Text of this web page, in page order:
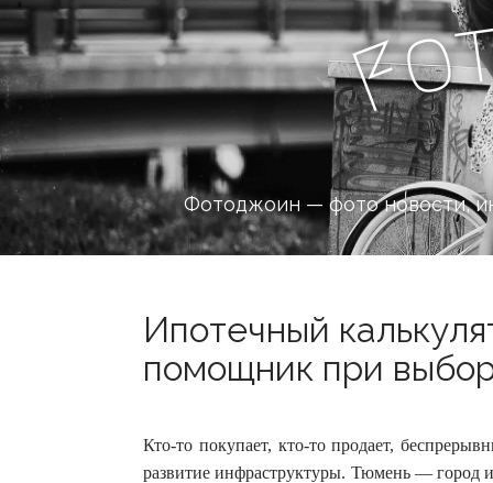
Fo
Фотоджоин — фото новости,
Ипотечный
помощник при
Кто-то покупает, кто-то продает,
развитие инфраструктуры. Тюмень — город